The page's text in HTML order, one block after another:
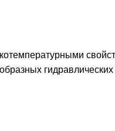
гидравлических